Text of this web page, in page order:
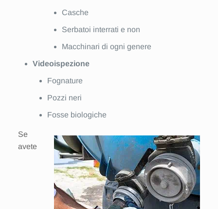
Casche
Serbatoi interrati e non
Macchinari di ogni genere
Videoispezione
Fognature
Pozzi neri
Fosse biologiche
Se
avete